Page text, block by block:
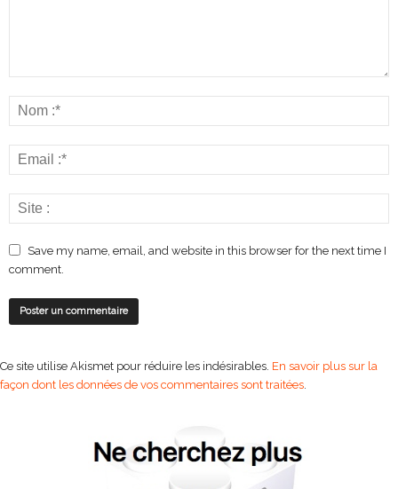
Save my name, email, and website in this browser for the next time I
comment.
Ce site utilise Akismet pour réduire les indésirables. En savoir plus sur la
façon dont les données de vos commentaires sont traitées.